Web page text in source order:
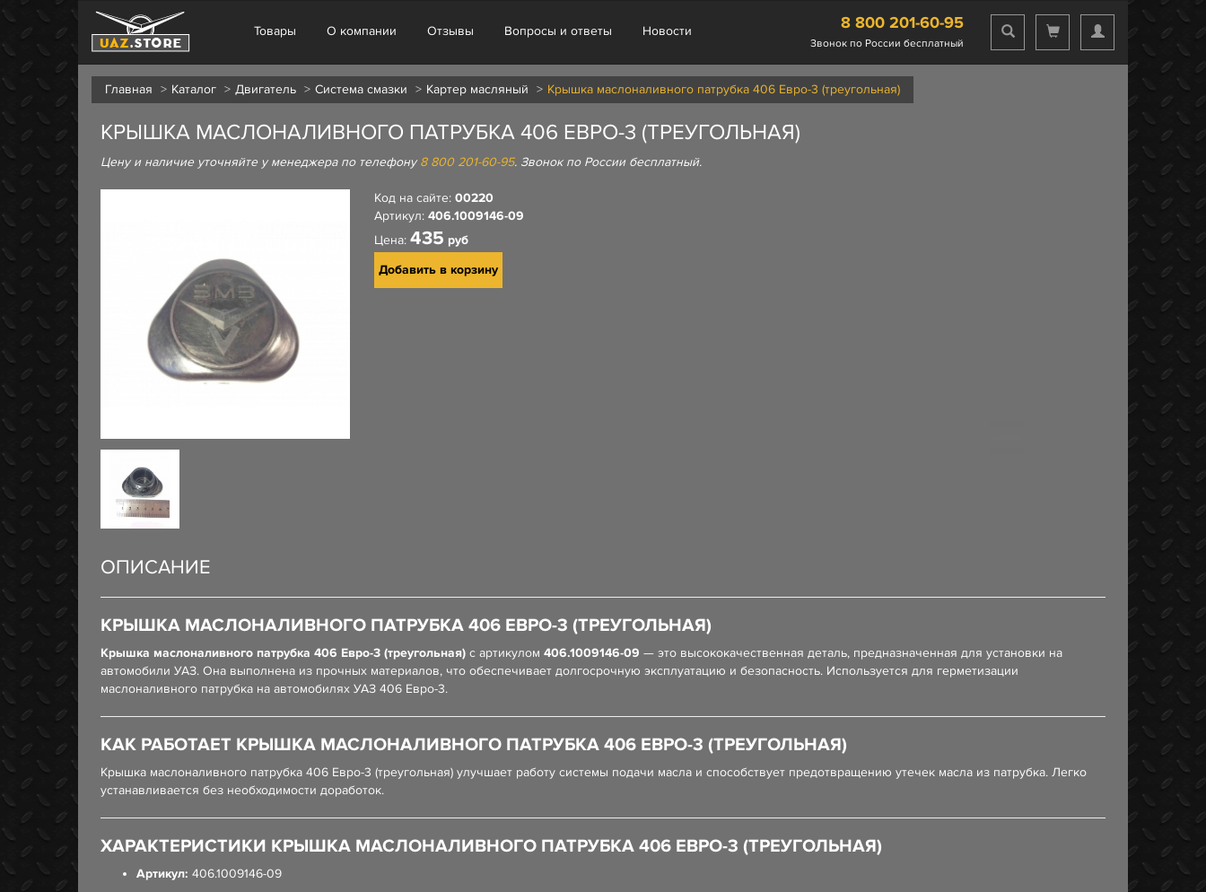
Товары О компании Отзывы Вопросы и ответы Новости 8 800 201-60-95
Звонок по России бесплатный
Главная Каталог Двигатель Система смазки Картер масляный Крышка маслоналивного патрубка 406 Евро-3 (треугольная)
КРЫШКА МАСЛОНАЛИВНОГО ПАТРУБКА 406 ЕВРО-3 (ТРЕУГОЛЬНАЯ)
Цену и наличие уточняйте у менеджера по телефону8 800 201-60-95. Звонок по России бесплатный.
Код на сайте: 00220
Артикул: 406.1009146-09
Цена: 435 руб
Добавить в корзину
ОПИСАНИЕ
КРЫШКА МАСЛОНАЛИВНОГО ПАТРУБКА 406 ЕВРО-3 (ТРЕУГОЛЬНАЯ)
Крышка маслоналивного патрубка 406 Евро-3 (треугольная) с артикулом 406.1009146-09 — это высококачественная деталь, предназначенная для установки на
автомобили УАЗ. Она выполнена из прочных материалов, что обеспечивает долгосрочную эксплуатацию и безопасность. Используется для герметизации
маслоналивного патрубка на автомобилях УАЗ 406 Евро-3.
КАК РАБОТАЕТ КРЫШКА МАСЛОНАЛИВНОГО ПАТРУБКА 406 ЕВРО-3 (ТРЕУГОЛЬНАЯ)
Крышка маслоналивного патрубка 406 Евро-3 (треугольная) улучшает работу системы подачи масла и способствует предотвращению утечек масла из патрубка. Легко
устанавливается без необходимости доработок.
ХАРАКТЕРИСТИКИ КРЫШКА МАСЛОНАЛИВНОГО ПАТРУБКА 406 ЕВРО-3 (ТРЕУГОЛЬНАЯ)
Артикул: 406.1009146-09